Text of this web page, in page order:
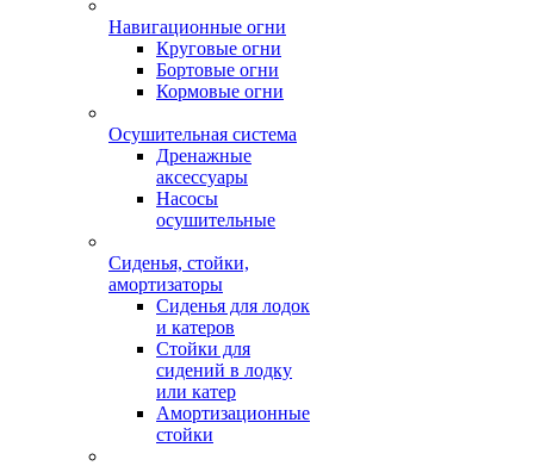
Навигационные огни
Круговые огни
Бортовые огни
Кормовые огни
Осушительная система
Дренажные
аксессуары
Насосы
осушительные
Сиденья, стойки,
амортизаторы
Сиденья для лодок
и катеров
Стойки для
сидений в лодку
или катер
Амортизационные
стойки